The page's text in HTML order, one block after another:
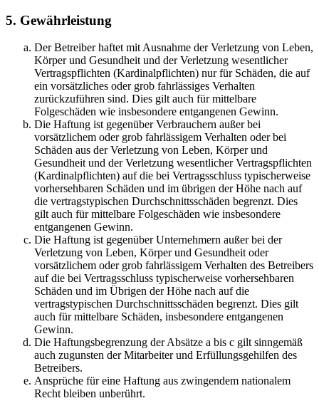
5. Gewährleistung
Der Betreiber haftet mit Ausnahme der Verletzung von Leben,
Körper und Gesundheit und der Verletzung wesentlicher
Vertragspflichten (Kardinalpflichten) nur für Schäden, die auf
ein vorsätzliches oder grob fahrlässiges Verhalten
zurückzuführen sind. Dies gilt auch für mittelbare
Folgeschäden wie insbesondere entgangenen Gewinn.
Die Haftung ist gegenüber Verbrauchern außer bei
vorsätzlichem oder grob fahrlässigem Verhalten oder bei
Schäden aus der Verletzung von Leben, Körper und
Gesundheit und der Verletzung wesentlicher Vertragspflichten
(Kardinalpflichten) auf die bei Vertragsschluss typischerweise
vorhersehbaren Schäden und im übrigen der Höhe nach auf
die vertragstypischen Durchschnittsschäden begrenzt. Dies
gilt auch für mittelbare Folgeschäden wie insbesondere
entgangenen Gewinn.
Die Haftung ist gegenüber Unternehmern außer bei der
Verletzung von Leben, Körper und Gesundheit oder
vorsätzlichem oder grob fahrlässigem Verhalten des Betreibers
auf die bei Vertragsschluss typischerweise vorhersehbaren
Schäden und im Übrigen der Höhe nach auf die
vertragstypischen Durchschnittsschäden begrenzt. Dies gilt
auch für mittelbare Schäden, insbesondere entgangenen
Gewinn.
Die Haftungsbegrenzung der Absätze a bis c gilt sinngemäß
auch zugunsten der Mitarbeiter und Erfüllungsgehilfen des
Betreibers.
Ansprüche für eine Haftung aus zwingendem nationalem
Recht bleiben unberührt.